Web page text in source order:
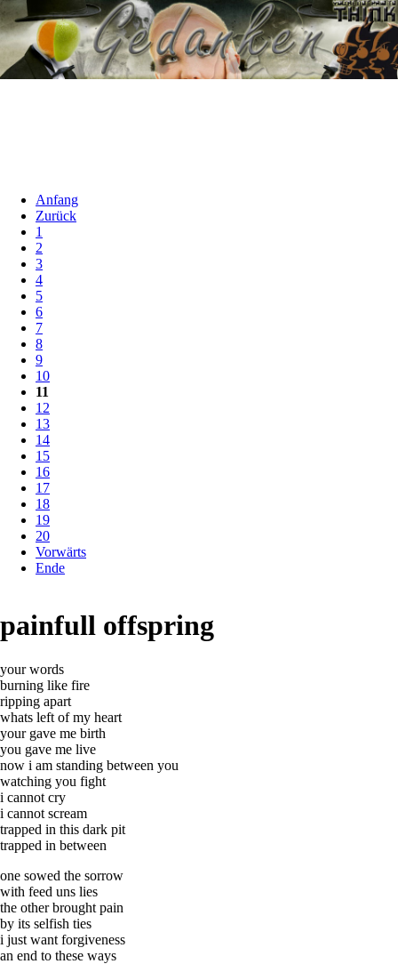
Anfang
Zurück
1
2
3
4
5
6
7
8
9
10
11
12
13
14
15
16
17
18
19
20
Vorwärts
Ende
painfull offspring
your words
burning like fire
ripping apart
whats left of my heart
your gave me birth
you gave me live
now i am standing between you
watching you fight
i cannot cry
i cannot scream
trapped in this dark pit
trapped in between
one sowed the sorrow
with feed uns lies
the other brought pain
by its selfish ties
i just want forgiveness
an end to these ways